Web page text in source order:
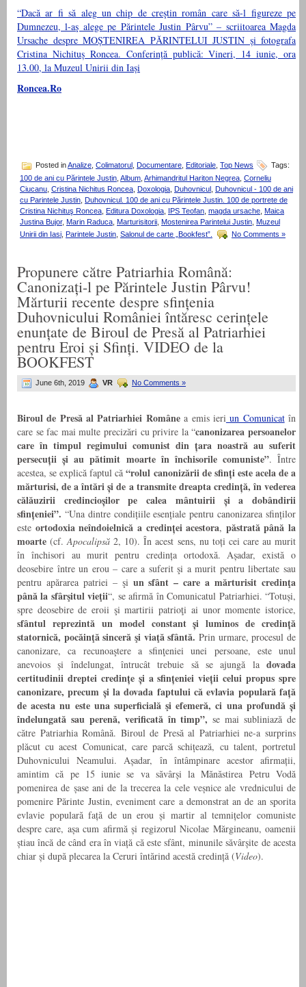
“Dacă ar fi să aleg un chip de creştin român care să-l figureze pe
Dumnezeu, l-aş alege pe Părintele Justin Pârvu” – scriitoarea Magda
Ursache despre MOȘTENIREA PĂRINTELUI JUSTIN și fotografa
Cristina Nichituș Roncea. Conferință publică: Vineri, 14 iunie, ora
13.00, la Muzeul Unirii din Iași
Roncea.Ro
Posted inAnalize Colimatorul Documentare Editoriale Top News
Tags:
100 de ani cu Părintele Justin, Album, Arhimandritul Hariton Negrea, Corneliu
Ciucanu, Cristina Nichitus Roncea, Doxologia, Duhovnicul , Duhovnicul - 100 de ani
cu Parintele Justin, Duhovnicul. 100 de ani cu Părintele Justin. 100 de portrete de
Cristina Nichituş Roncea, Editura Doxologia, IPS Teofan, magda ursache, Maica
Justina Bujor, Marin Raduca, Marturisitorii, Mostenirea Parintelui Justin, Muzeul
Unirii din Iasi
Parintele Justin Salonul de carte „Bookfest”. No Comments »
Propunere către Patriarhia Română:
Canonizați-l pe Părintele Justin Pârvu!
Mărturii recente despre sfințenia
Duhovnicului României întăresc cerințele
enunțate de Biroul de Presă al Patriarhiei
pentru Eroi și Sfinți. VIDEO de la
BOOKFEST
June 6th, 2019 VR No Comments »
Biroul de Presă al Patriarhiei Românea emis ieri un Comunicatîn
care se fac mai multe precizări cu privire la “canonizarea persoanelor
care în timpul regimului comunist din țara noastră au suferit
persecuții și au pătimit moarte în închisorile comuniste”. Între
acestea, se explică faptul că“rolul canonizării de sfinți este acela de a
mărturisi, de a întări și de a transmite dreapta credință, în vederea
călăuzirii credincioșilor pe calea mântuirii și a dobândirii
sfințeniei”. “Una dintre condițiile esențiale pentru canonizarea sfinților
este ortodoxia neîndoielnică a credinței acestora, păstrată până la
moarte (cf.Apocalipsă 2, 10). În acest sens, nu toți cei care au murit
în închisori au murit pentru credința ortodoxă. Așadar, există o
deosebire între un erou – care a suferit şi a murit pentru libertate sau
pentru apărarea patriei – şi un sfânt – care a mărturisit credinţa
până la sfârşitul vieţii“, se afirmă în Comunicatul Patriarhiei. “Totuși,
spre deosebire de eroii şi martirii patrioţi ai unor momente istorice,
sfântul reprezintă un model constant și luminos de credință
statornică, pocăinţă sinceră şi viaţă sfântă. Prin urmare, procesul de
canonizare, ca recunoaştere a sfinţeniei unei persoane, este unul
anevoios și îndelungat, întrucât trebuie să se ajungă la dovada
certitudinii dreptei credințe și a sfințeniei vieții celui propus spre
canonizare, precum și la dovada faptului că evlavia populară față
de acesta nu este una superficială şi efemeră, ci una profundă și
îndelungată sau perenă, verificată în timp”,se mai subliniază de
către Patriarhia Română. Biroul de Presă al Patriarhiei ne-a surprins
plăcut cu acest Comunicat, care parcă schițează, cu talent, portretul
Duhovnicului Neamului. Așadar, în întâmpinare acestor afirmații,
amintim că pe 15 iunie se va săvârși la Mănăstirea Petru Vodă
pomenirea de șase ani de la trecerea la cele veșnice ale vrednicului de
pomenire Părinte Justin, eveniment care a demonstrat an de an sporita
evlavie populară față de un erou și martir al temnițelor comuniste
despre care, așa cum afirmă și regizorul Nicolae Mărgineanu, oamenii
știau încă de când era în viață că este sfânt, minunile săvârșite de acesta
chiar și după plecarea la Ceruri întărind acestă credință (Video).